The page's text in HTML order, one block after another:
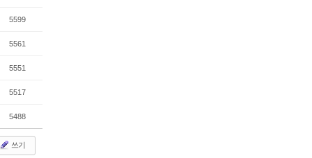
5599
5561
5551
5517
5488
쓰기